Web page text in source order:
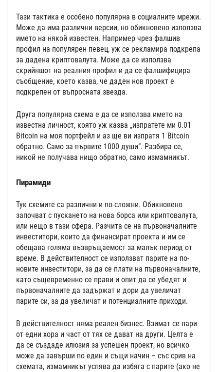
Тази тактика е особено популярна в социалните мрежи.
Може да има различни версии, но обикновено използва
името на някой известен. Например чрез фалшив
профил на популярен певец, уж се рекламира подкрепа
за дадена криптовалута. Може да се използва
скрийншот на реалния профил и да се фалшифицира
съобщение, което казва, че даден нов проект е
подкрепен от въпросната звезда.
Друга популярна схема е да се използва името на
известна личност, която уж казва „изпратете ми 0.01
Bitcoin на моя портфейл и аз ще ви изпратя 1 Bitcoin
обратно. Само за първите 1000 души“. Разбира се,
никой не получава нищо обратно, само измамникът.
Пирамиди
Тук схемите са различни и по-сложни. Обикновено
започват с пускането на нова борса или криптовалута,
или нещо в тази сфера. Разчита се на първоначалните
инвеститори, които да финансират проекта и им се
обещава голяма възвръщаемост за малък период от
време. В действителност се използват парите на по-
новите инвеститори, за да се плати на първоначалните,
като същевременно се прави и опит да се убедят и
първоначалните да задържат и дори да увеличат
парите си, за да увеличат и потенциалните приходи.
В действителност няма реален бизнес. Взимат се пари
от едни хора и част от тях се дават на други. Целта е
да се създаде илюзия за успешен проект, но всичко
може да завърши по един и същи начин – със срив на
схемата, измамникът успява да избяга с парите (ако не